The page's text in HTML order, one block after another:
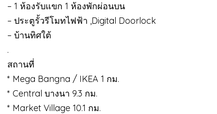
– 1 ห้องรับแขก 1 ห้องพักผ่อนบน
– ประตูรั้วรีโมทไฟฟ้า ,Digital Doorlock
– บ้านทิศใต้
.
สถานที่
* Mega Bangna / IKEA 1 กม.
* Central บางนา 9.3 กม.
* Market Village 10.1 กม.